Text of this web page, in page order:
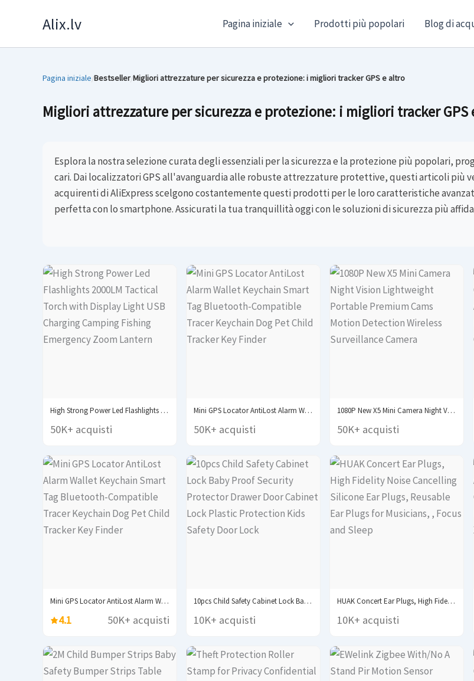
Alix.lv Pagina iniziale Prodotti più popolari Blog di
Pagina iniziale/Bestseller/Migliori attrezzature per sicurezza e protezione: i migliori tracker GPS e altro
Migliori attrezzature per sicurezza e protezione: i migliori tracker GPS
Esplora la nostra selezione curata degli essenziali per la sicurezza e la protezione più popolari,
cari. Dai localizzatori GPS all'avanguardia alle robuste attrezzature protettive, questi articoli più
acquirenti di AliExpress scelgono costantemente questi prodotti per le loro caratteristiche
perfetta con lo smartphone. Assicurati la tua tranquillità oggi con le soluzioni di sicurezza più
High Strong Power Led Flashlights 2000LM Tactical Torch...
50K+ acquisti
Mini GPS Locator AntiLost Alarm Wallet Keychain Smart...
50K+ acquisti
1080P New X5 Mini Camera Night Vision Lightweight...
50K+ acquisti
Mini GPS Locator AntiLost Alarm Wallet Keychain Smart...
4.1 50K+ acquisti
10pcs Child Safety Cabinet Lock Baby Proof Security...
10K+ acquisti
HUAK Concert Ear Plugs, High Fidelity Noise Cancelling...
10K+ acquisti